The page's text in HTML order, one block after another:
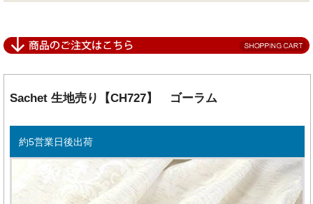
Sachet 生地売り【CH727】 ゴーラム
約5営業日後出荷